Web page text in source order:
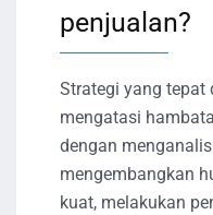
penjualan?
Strategi yang tepat
mengatasi
dengan
mengembangkan
kuat, melakukan